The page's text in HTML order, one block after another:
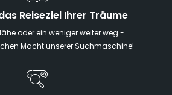
Reiseziel Ihrer Träume
oder ein weniger weiter weg -
Macht unserer Suchmaschine!